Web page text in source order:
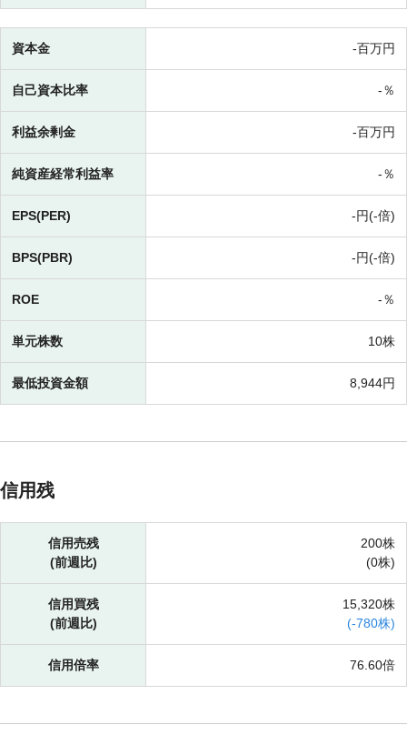
資本金 -百万円
自己資本比率 -％
利益余剰金 -百万円
純資産経常利益率 -％
EPS(PER) -円(-倍)
BPS(PBR) -円(-倍)
ROE -％
単元株数 10株
最低投資金額 8,944円
信用残
信用売残
(前週比)
200株
(0株)
信用買残
(前週比)
15,320株
(-780株)
信用倍率 76.60倍